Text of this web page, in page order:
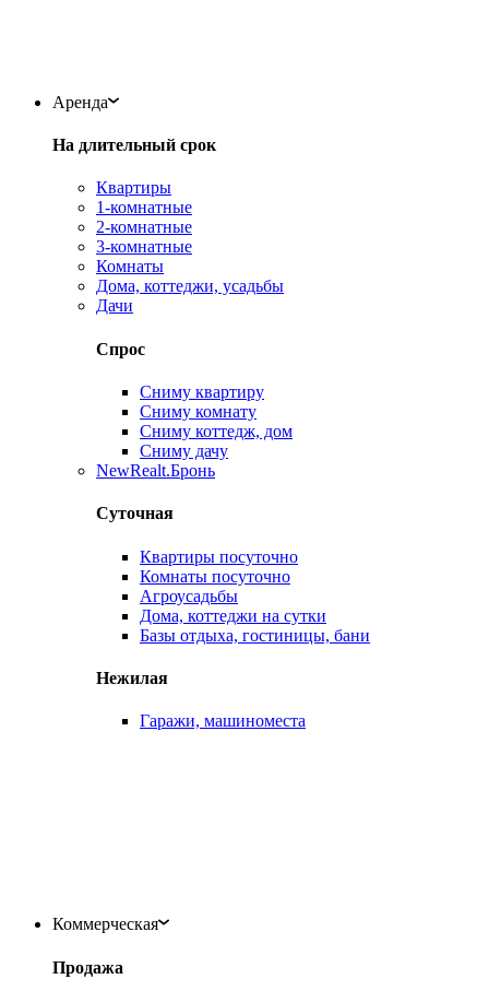
Аренда
На длительный срок
Квартиры
1-комнатные
2-комнатные
3-комнатные
Комнаты
Дома, коттеджи, усадьбы
Дачи
Спрос
Сниму квартиру
Сниму комнату
Сниму коттедж, дом
Сниму дачу
NewRealt.Бронь
Суточная
Квартиры посуточно
Комнаты посуточно
Агроусадьбы
Дома, коттеджи на сутки
Базы отдыха, гостиницы, бани
Нежилая
Гаражи, машиноместа
Коммерческая
Продажа